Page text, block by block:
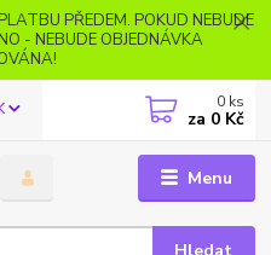
PŘEDEM. POKUD NEBUDE
- NEBUDE OBJEDNÁVKA
Menu
0 ks
za 0 Kč